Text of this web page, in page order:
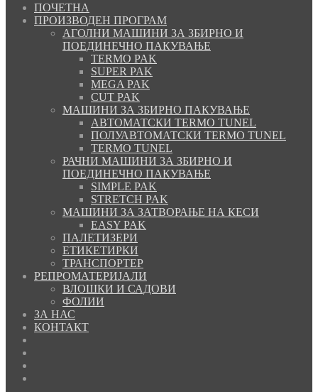
ПОЧЕТНА
ПРОИЗВОДЕН ПРОГРАМ
АГОЛНИ МАШИНИ ЗА ЗБИРНО И
ПОЕДИНЕЧНО ПАКУВАЊЕ
TERMO PAK
SUPER PAK
MEGA PAK
CUT PAK
МАШИНИ ЗА ЗБИРНО ПАКУВАЊЕ
АВТОМАТСКИ TERMO TUNEL
ПОЛУАВТОМАТСКИ TERMO TUNEL
TERMO TUNEL
РАЧНИ МАШИНИ ЗА ЗБИРНО И
ПОЕДИНЕЧНО ПАКУВАЊЕ
SIMPLE PAK
STRETCH PAK
МАШИНИ ЗА ЗАТВОРАЊЕ НА КЕСИ
EASY PAK
ПАЛЕТИЗЕРИ
ЕТИКЕТИРКИ
ТРАНСПОРТЕР
РЕПРОМАТЕРИЈАЛИ
ВЛОШКИ И САДОВИ
ФОЛИИ
ЗА НАС
КОНТАКТ